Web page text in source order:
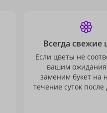
Всегда свежие
Если цветы не
вашим
заменим букет на
течение суток после